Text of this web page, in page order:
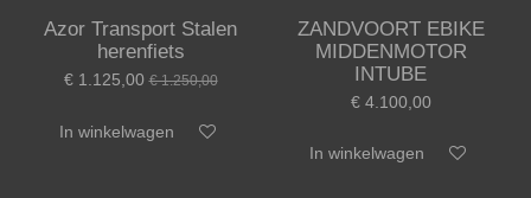
Azor Transport Stalen
herenfiets
€ 1.125,00 € 1.250,00
In winkelwagen
ZANDVOORT EBIKE
MIDDENMOTOR
INTUBE
€ 4.100,00
In winkelwagen